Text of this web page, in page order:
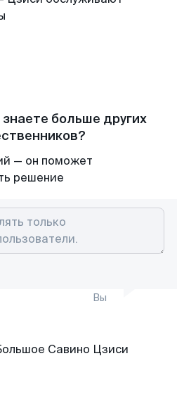
больше других
— он поможет
решение
Вы